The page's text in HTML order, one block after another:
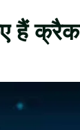
हैं क्रैक